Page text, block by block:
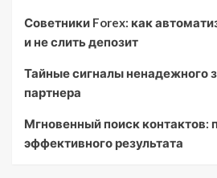
Советники Forex: как
и не слить депозит
Тайные сигналы ненадежного
партнера
Мгновенный поиск контактов:
эффективного результата